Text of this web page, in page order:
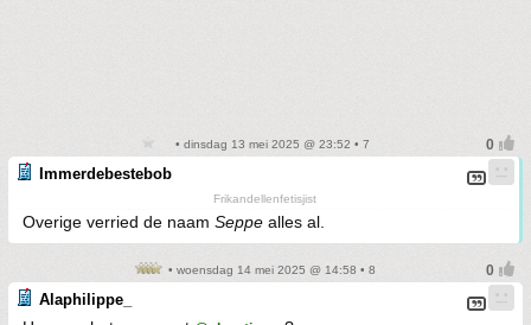
• dinsdag 13 mei 2025 @ 23:52 • 7
Immerdebestebob
Frikandellenfetisjist
Overige verried de naam Seppe alles al.
• woensdag 14 mei 2025 @ 14:58 • 8
Alaphilippe_